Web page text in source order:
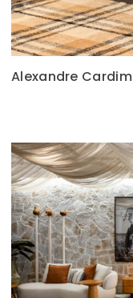
Alexandre Cardim